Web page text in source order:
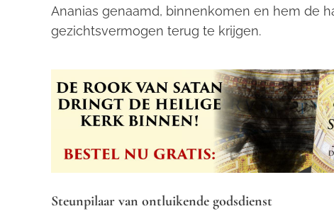
Ananias genaamd, binnenkomen en hem de
gezichtsvermogen terug te krijgen.
Steunpilaar van ontluikende godsdienst